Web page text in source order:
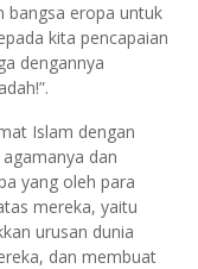
bangsa eropa untuk
kita pencapaian
dengannya
Islam dengan
dan
yang oleh para
mereka, yaitu
urusan dunia
dan membuat